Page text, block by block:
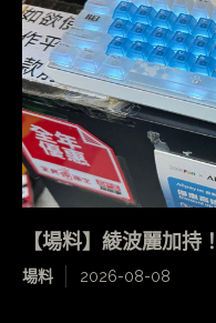
【場料】綾波麗加持
場料 2026-08-08